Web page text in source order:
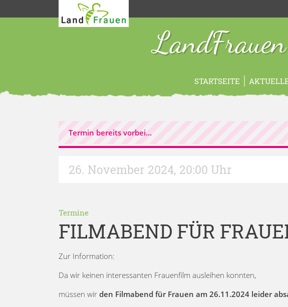
STARTSEITE
Termin bereits vorbei...
26. November 2024, 20:00 Uhr
Termine
FILMABEND FÜR
Zur Information:
Da wir keinen interessanten Frauenfilm ausleihen konnten,
müssen wir den Filmabend für Frauen am 26.11.2024 leider